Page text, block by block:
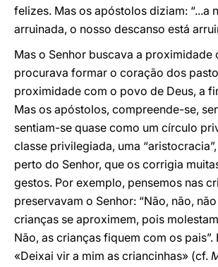
felizes. Mas os apóstolos diziam: “...a
arruinada, o nosso descanso está
Mas o Senhor buscava a proximidade
procurava formar o coração dos
proximidade com o povo de Deus, a
Mas os apóstolos, compreende-se,
sentiam-se quase como um círculo
classe privilegiada, uma
perto do Senhor, que os corrigia
gestos. Por exemplo, pensemos nas
preservavam o Senhor: “Não, não,
crianças se aproximem, pois
Não, as crianças fiquem com os pais”.
«Deixai vir a mim as criancinhas» (cf.